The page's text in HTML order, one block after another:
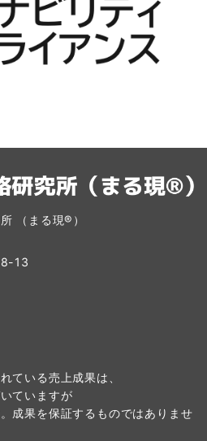
（まる現®）
8-13
ている売上成果は、
ていますが
成果を保証するものではありませ